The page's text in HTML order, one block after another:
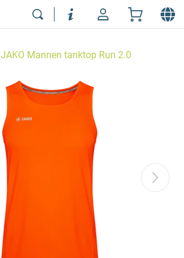
JAKO Mannen tanktop Run 2.0